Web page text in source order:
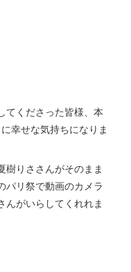
てくださった皆様、本
幸せな気持ちになりま
樹りささんがそのまま
パリ祭で動画のカメラ
んがいらしてくれれま